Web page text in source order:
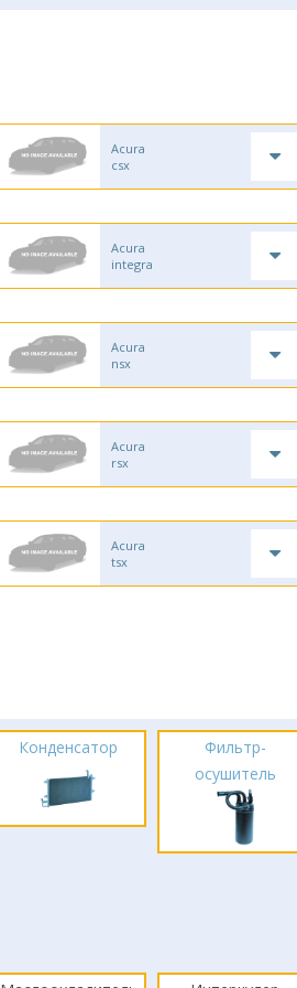
Acura
csx
Acura
integra
Acura
nsx
Acura
rsx
Acura
tsx
Конденсатор
Фильтр-
осушитель